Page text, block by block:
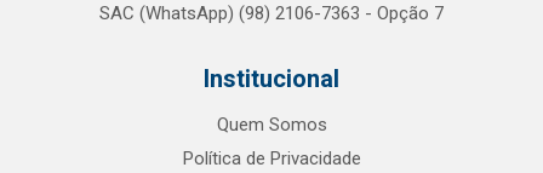
SAC (WhatsApp) (98) 2106-7363 - Opção 7
Institucional
Quem Somos
Política de Privacidade